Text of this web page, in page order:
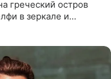
греческий остров
в зеркале и